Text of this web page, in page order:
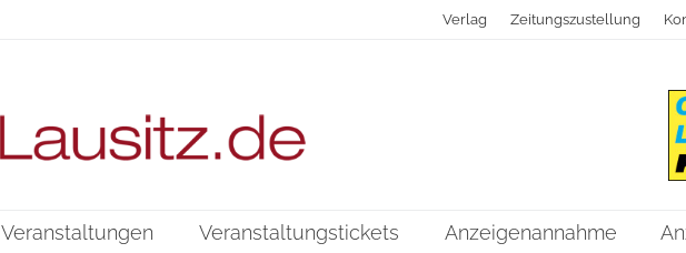
Verlag Zeitungszustellung
Veranstaltungen Veranstaltungstickets Anzeigenannahme